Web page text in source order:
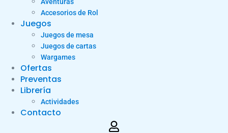
Aventuras
Accesorios de Rol
Juegos
Juegos de mesa
Juegos de cartas
Wargames
Ofertas
Preventas
Librería
Actividades
Contacto